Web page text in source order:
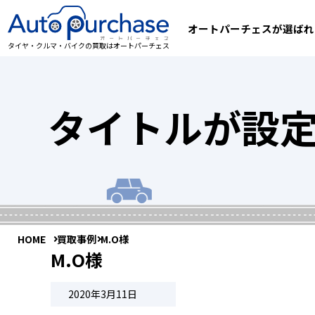
タイヤ・クルマ・バイクの買取はオートパーチェス
オートパーチェスが選ば
タイトルが設
HOME 買取事例 M.O様
M.O様
2020年3月11日